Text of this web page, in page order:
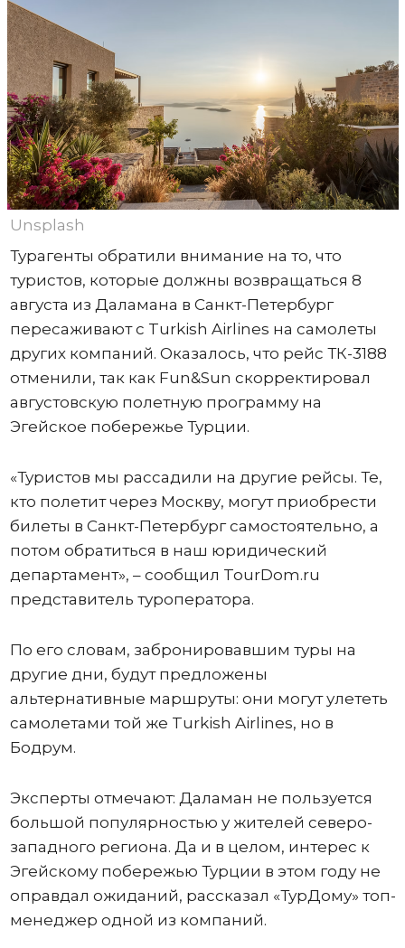
Unsplash
Турагенты обратили внимание на то, что
туристов, которые должны возвращаться 8
августа из Даламана в Санкт-Петербург
пересаживают с Turkish Airlines на самолеты
других компаний. Оказалось, что рейс ТК-3188
отменили, так как Fun&Sun скорректировал
августовскую полетную программу на
Эгейское побережье Турции.
«Туристов мы рассадили на другие рейсы. Те,
кто полетит через Москву, могут приобрести
билеты в Санкт-Петербург самостоятельно, а
потом обратиться в наш юридический
департамент», – сообщил TourDom.ru
представитель туроператора.
По его словам, забронировавшим туры на
другие дни, будут предложены
альтернативные маршруты: они могут улететь
самолетами той же Turkish Airlines, но в
Бодрум.
Эксперты отмечают: Даламан не пользуется
большой популярностью у жителей северо-
западного региона. Да и в целом, интерес к
Эгейскому побережью Турции в этом году не
оправдал ожиданий, рассказал «ТурДому» топ-
менеджер одной из компаний.